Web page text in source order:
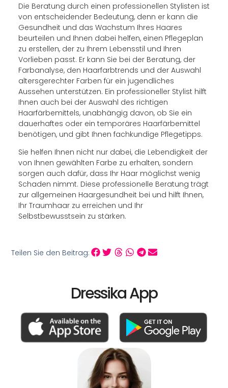
Die Beratung durch einen professionellen Stylisten ist
von entscheidender Bedeutung, denn er kann die
Gesundheit und das Wachstum Ihres Haares
beurteilen und Ihnen dabei helfen, einen Pflegeplan
zu erstellen, der zu Ihrem Lebensstil und Ihren
Vorlieben passt. Er kann Sie bei der Beratung, der
Farbanalyse, den Haarfarbtrends und der Auswahl
altersgerechter Farben für ein jugendliches
Aussehen unterstützen. Ein professioneller Stylist hilft
Ihnen auch bei der Auswahl des richtigen
Haarfärbemittels, unabhängig davon, ob Sie ein
dauerhaftes oder ein temporäres Haarfärbemittel
benötigen, und gibt Ihnen fachkundige Pflegetipps.
Sie helfen Ihnen nicht nur dabei, die Lebendigkeit der
von Ihnen gewählten Farbe zu erhalten, sondern
sorgen auch dafür, dass Ihr Haar möglichst wenig
Schaden nimmt. Diese professionelle Beratung trägt
zur allgemeinen Haargesundheit bei und hilft Ihnen,
Ihr Traumhaar zu erreichen und Ihr
Selbstbewusstsein zu stärken.
Teilen Sie den Beitrag:
Dressika App